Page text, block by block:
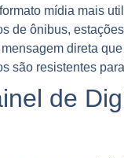
mídia mais
de ônibus,
direta
são resistentes
de